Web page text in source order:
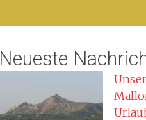
Neueste
Unser